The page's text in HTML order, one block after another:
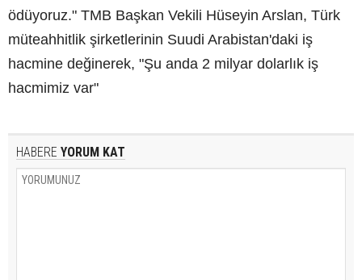
ödüyoruz." TMB Başkan Vekili Hüseyin Arslan, Türk
müteahhitlik şirketlerinin Suudi Arabistan'daki iş
hacmine değinerek, "Şu anda 2 milyar dolarlık iş
hacmimiz var"
HABERE YORUM KAT